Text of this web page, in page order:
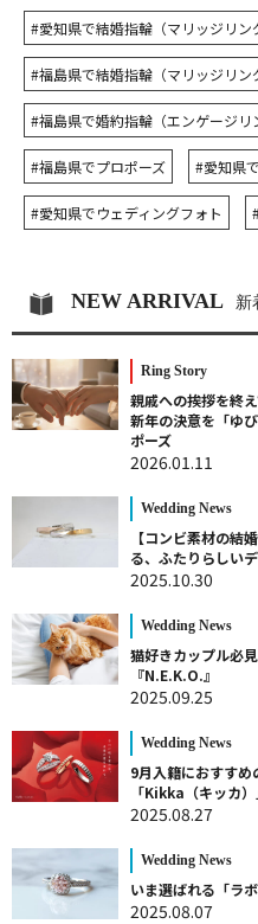
#愛知県で結婚指輪（マリッジリン
#福島県で結婚指輪（マリッジリン
#福島県で婚約指輪（エンゲージリ
#福島県でプロポーズ #愛知県
#愛知県でウェディングフォト
NEW ARRIVAL 新
Ring Story
親戚への挨拶を終え
新年の決意を「ゆ
ポーズ
2026.01.11
Wedding News
【コンビ素材の結
る、ふたりらしい
2025.10.30
Wedding News
猫好きカップル必
『N.E.K.O.』
2025.09.25
Wedding News
9月入籍におすすめ
「Kikka（キッカ）
2025.08.27
Wedding News
いま選ばれる「ラ
2025.08.07